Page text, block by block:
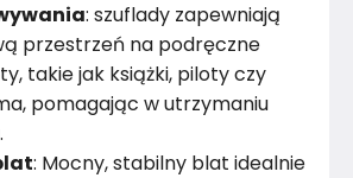
: szuflady zapewniają
przestrzeń na podręczne
takie jak książki, piloty czy
pomagając w utrzymaniu
: Mocny, stabilny blat idealnie